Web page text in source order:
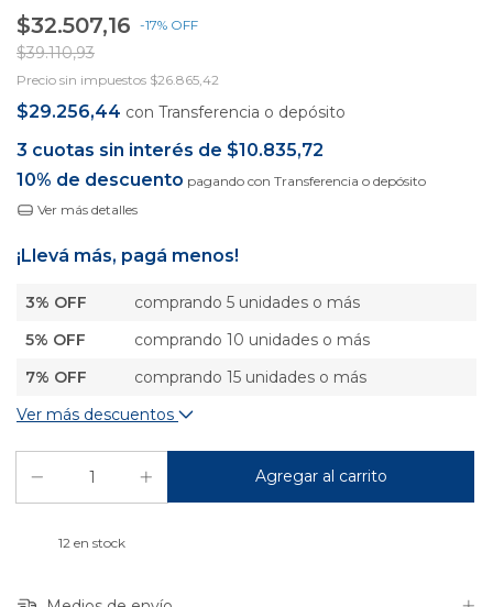
$32.507,16 -17% OFF
$39.110,93
Precio sin impuestos $26.865,42
$29.256,44 con Transferencia o depósito
3 cuotas sin interés de $10.835,72
10% de descuento pagando con Transferencia o depósito
Ver más detalles
¡Llevá más, pagá menos!
3% OFF
comprando 5 unidades o más
5% OFF
comprando 10 unidades o más
7% OFF
comprando 15 unidades o más
Ver más descuentos
12 en stock